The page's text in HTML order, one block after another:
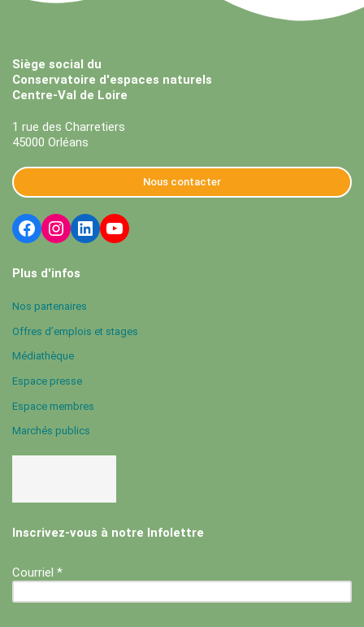
Siège social du
Conservatoire d'espaces naturels
Centre-Val de Loire
1 rue des Charretiers
45000 Orléans
Nous contacter
Plus d'infos
Nos partenaires
Offres d’emplois et stages
Médiathèque
Espace presse
Espace membres
Marchés publics
Inscrivez-vous à notre Infolettre
Courriel *